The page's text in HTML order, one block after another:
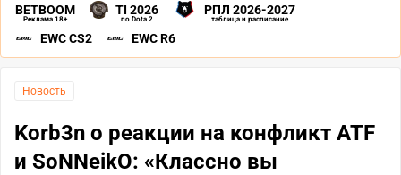
BETBOOM
Реклама 18+
TI 2026
по Dota 2
РПЛ 2026-2027
таблица и расписание
EWC CS2 EWC R6
Новость
Korb3n о реакции на конфликт ATF
и SoNNeikO: «Классно вы